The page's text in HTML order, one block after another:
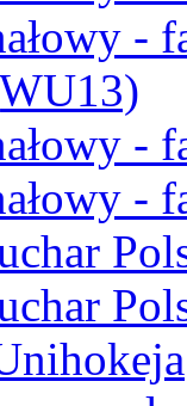
-
-
-